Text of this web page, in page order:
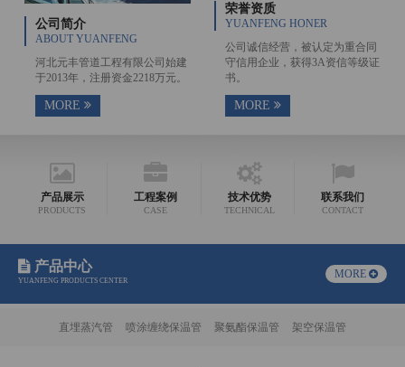
公司简介
ABOUT YUANFENG
河北元丰管道工程有限公司始建
于2013年，注册资金2218万元。
MORE
荣誉资质
YUANFENG HONER
公司诚信经营，被认定为重合同
守信用企业，获得3A资信等级证
书。
MORE
产品展示
PRODUCTS
工程案例
CASE
技术优势
TECHNICAL
联系我们
CONTACT
产品中心
YUANFENG PRODUCTS CENTER
MORE
直埋蒸汽管 喷涂缠绕保温管 聚氨酯保温管 架空保温管